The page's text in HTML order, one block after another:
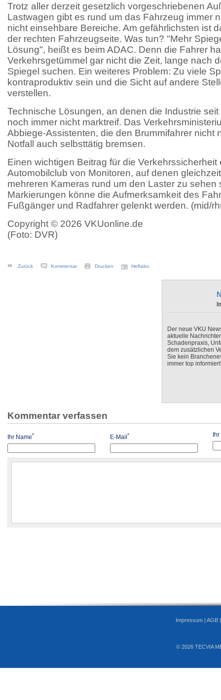
Trotz aller derzeit gesetzlich vorgeschriebenen
Lastwagen gibt es rund um das Fahrzeug immer
nicht einsehbare Bereiche. Am gefährlichsten ist
der rechten Fahrzeugseite. Was tun? "Mehr
Lösung", heißt es beim ADAC. Denn die Fahrer
Verkehrsgetümmel gar nicht die Zeit, lange nach
Spiegel suchen. Ein weiteres Problem: Zu viele
kontraproduktiv sein und die Sicht auf andere
verstellen.
Technische Lösungen, an denen die Industrie
noch immer nicht marktreif. Das
Abbiege-Assistenten, die den Brummifahrer nicht
Notfall auch selbsttätig bremsen.
Einen wichtigen Beitrag für die Verkehrssicherheit
Automobilclub von Monitoren, auf denen
mehreren Kameras rund um den Laster zu sehen
Markierungen könne die Aufmerksamkeit des
Fußgänger und Radfahrer gelenkt werden. (mid/
Copyright © 2026 VKUonline.de
(Foto: DVR)
Zurück Kommentar Drucken Heftabo
Der neue VKU
aktuelle
Schadenpraxis,
dem zusätzlichen
Sie kein
immer top
Kommentar verfassen
Ihr Name* E-Mail* Ihr
Impressum | AGB
© 2026 TECVIA